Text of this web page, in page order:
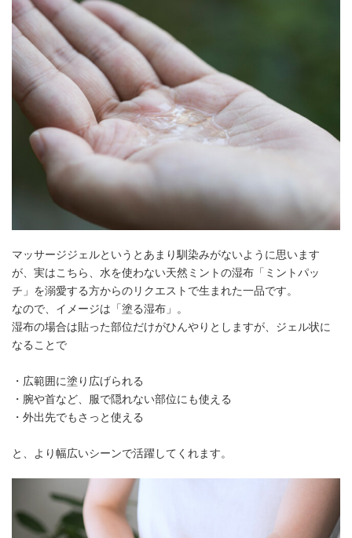
マッサージジェルというとあまり馴染みがないように思います
が、実はこちら、水を使わない天然ミントの湿布「ミントパッ
チ」を溺愛する方からのリクエストで生まれた一品です。
なので、イメージは「塗る湿布」。
湿布の場合は貼った部位だけがひんやりとしますが、ジェル状に
なることで
・広範囲に塗り広げられる
・腕や首など、服で隠れない部位にも使える
・外出先でもさっと使える
と、より幅広いシーンで活躍してくれます。